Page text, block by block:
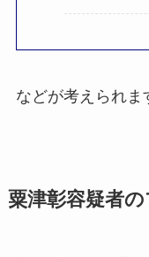
などが考えられま
粟津彰容疑者